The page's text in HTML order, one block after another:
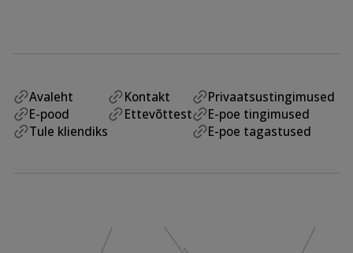
Avaleht
E-pood
Tule kliendiks
Kontakt
Ettevõttest
Privaatsustingimused
E-poe tingimused
E-poe tagastused